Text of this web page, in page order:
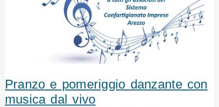
Pranzo e pomeriggio danzante con
musica dal vivo